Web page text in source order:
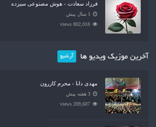
فرزاد سعادت - هوش مصنوعی سیزده
1 سال پیش
802,018 views
آخرین موزیک ویدیو ها آرشیو
مهدی دانا - محرم کازرون
3 هفته پیش
209,607 views